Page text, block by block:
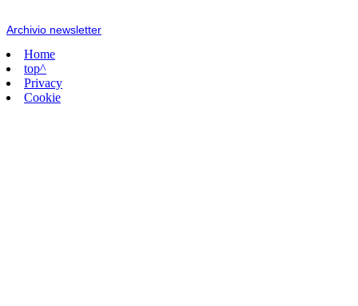
Archivio newsletter
Home
top^
Privacy
Cookie